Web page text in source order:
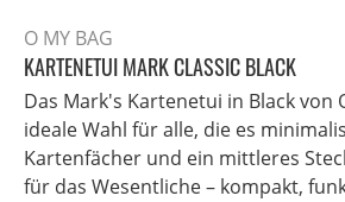
O MY BAG
KARTENETUI MARK CLASSIC BLACK
Das Mark's Kartenetui in Black von
ideale Wahl für alle, die es
Kartenfächer und ein mittleres
für das Wesentliche – kompakt,